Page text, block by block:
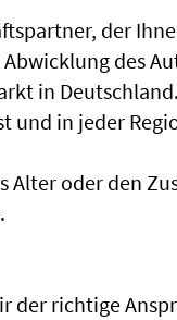
der
des
in
und in jeder
oder den
der richtige